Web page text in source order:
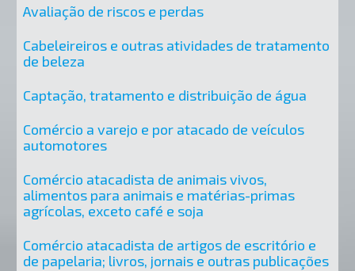
Avaliação de riscos e perdas
Cabeleireiros e outras atividades de tratamento
de beleza
Captação, tratamento e distribuição de água
Comércio a varejo e por atacado de veículos
automotores
Comércio atacadista de animais vivos,
alimentos para animais e matérias-primas
agrícolas, exceto café e soja
Comércio atacadista de artigos de escritório e
de papelaria; livros, jornais e outras publicações